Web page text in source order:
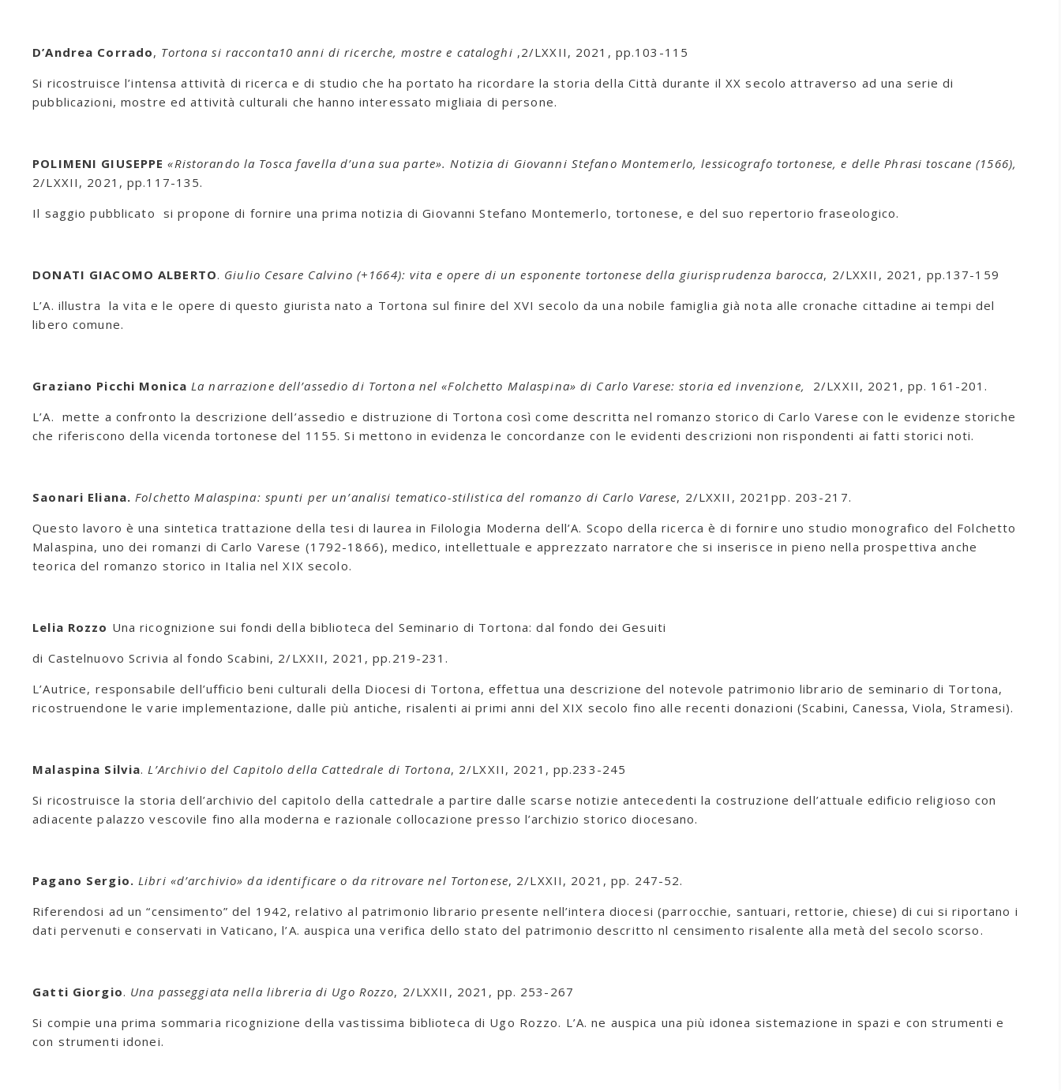
D’Andrea Corrado, Tortona si racconta10 anni di ricerche, mostre e cataloghi ,2/LXXII, 2021, pp.103-115
Si ricostruisce l’intensa attività di ricerca e di studio che ha portato ha ricordare la storia della Città durante il XX secolo attraverso ad una serie di
pubblicazioni, mostre ed attività culturali che hanno interessato migliaia di persone.
POLIMENI GIUSEPPE «Ristorando la Tosca favella d’una sua parte». Notizia di Giovanni Stefano Montemerlo, lessicografo tortonese, e delle Phrasi toscane (1566),
2/LXXII, 2021, pp.117-135.
Il saggio pubblicato si propone di fornire una prima notizia di Giovanni Stefano Montemerlo, tortonese, e del suo repertorio fraseologico.
DONATI GIACOMO ALBERTO. Giulio Cesare Calvino (+1664): vita e opere di un esponente tortonese della giurisprudenza barocca, 2/LXXII, 2021, pp.137-159
L’A. illustra la vita e le opere di questo giurista nato a Tortona sul finire del XVI secolo da una nobile famiglia già nota alle cronache cittadine ai tempi del
libero comune.
Graziano Picchi Monica La narrazione dell’assedio di Tortona nel «Folchetto Malaspina» di Carlo Varese: storia ed invenzione, 2/LXXII, 2021, pp. 161-201.
L’A. mette a confronto la descrizione dell’assedio e distruzione di Tortona così come descritta nel romanzo storico di Carlo Varese con le evidenze storiche
che riferiscono della vicenda tortonese del 1155. Si mettono in evidenza le concordanze con le evidenti descrizioni non rispondenti ai fatti storici noti.
Saonari Eliana. Folchetto Malaspina: spunti per un’analisi tematico-stilistica del romanzo di Carlo Varese, 2/LXXII, 2021pp. 203-217.
Questo lavoro è una sintetica trattazione della tesi di laurea in Filologia Moderna dell’A. Scopo della ricerca è di fornire uno studio monografico del Folchetto
Malaspina, uno dei romanzi di Carlo Varese (1792-1866), medico, intellettuale e apprezzato narratore che si inserisce in pieno nella prospettiva anche
teorica del romanzo storico in Italia nel XIX secolo.
Lelia Rozzo Una ricognizione sui fondi della biblioteca del Seminario di Tortona: dal fondo dei Gesuiti
di Castelnuovo Scrivia al fondo Scabini, 2/LXXII, 2021, pp.219-231.
L’Autrice, responsabile dell’ufficio beni culturali della Diocesi di Tortona, effettua una descrizione del notevole patrimonio librario de seminario di Tortona,
ricostruendone le varie implementazione, dalle più antiche, risalenti ai primi anni del XIX secolo fino alle recenti donazioni (Scabini, Canessa, Viola, Stramesi).
Malaspina Silvia.L’Archivio del Capitolo della Cattedrale di Tortona, 2/LXXII, 2021, pp.233-245
Si ricostruisce la storia dell’archivio del capitolo della cattedrale a partire dalle scarse notizie antecedenti la costruzione dell’attuale edificio religioso con
adiacente palazzo vescovile fino alla moderna e razionale collocazione presso l’archizio storico diocesano.
Pagano Sergio. Libri «d’archivio» da identificare o da ritrovare nel Tortonese, 2/LXXII, 2021, pp. 247-52.
Riferendosi ad un “censimento” del 1942, relativo al patrimonio librario presente nell’intera diocesi (parrocchie, santuari, rettorie, chiese) di cui si riportano i
dati pervenuti e conservati in Vaticano, l’A. auspica una verifica dello stato del patrimonio descritto nl censimento risalente alla metà del secolo scorso.
Gatti Giorgio. Una passeggiata nella libreria di Ugo Rozzo, 2/LXXII, 2021, pp. 253-267
Si compie una prima sommaria ricognizione della vastissima biblioteca di Ugo Rozzo. L’A. ne auspica una più idonea sistemazione in spazi e con strumenti e
con strumenti idonei.